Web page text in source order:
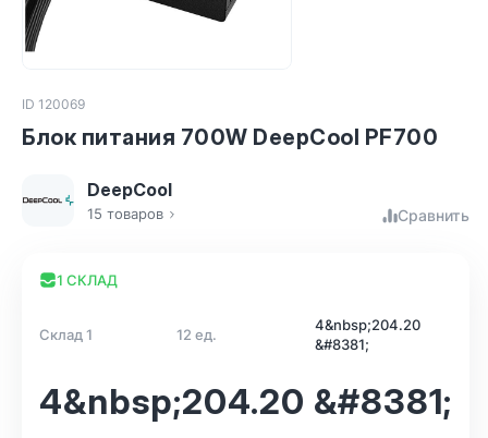
ID 120069
Блок питания 700W DeepCool PF700
DeepCool
15 товаров Сравнить
1 СКЛАД
Склад 1 12 ед.
4&nbsp;204.20
&#8381;
4&nbsp;204.20 &#8381;